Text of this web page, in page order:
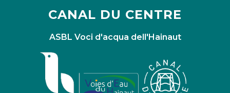
CANAL DU CENTRE
ASBL Voci d'acqua dell'Hainaut